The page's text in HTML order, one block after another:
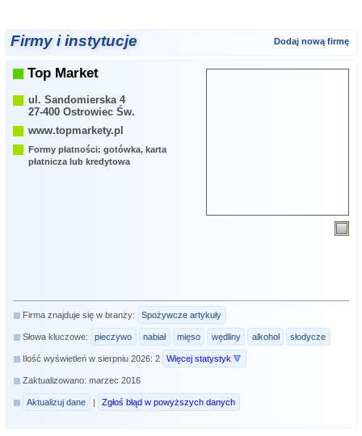
Firmy i instytucje Dodaj nową firmę
Top Market
ul. Sandomierska 4
27-400 Ostrowiec Św.
www.topmarkety.pl
Formy płatności: gotówka, karta
płatnicza lub kredytowa
Firma znajduje się w branży: Spożywcze artykuły
Słowa kluczowe: pieczywo nabiał mięso wędliny alkohol słodycze
Ilość wyświetleń w sierpniu 2026: 2 Więcej statystyk
Zaktualizowano: marzec 2016
Aktualizuj dane | Zgłoś błąd w powyższych danych